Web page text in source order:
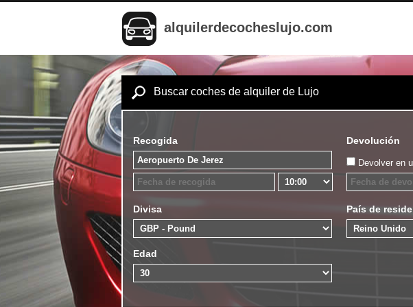
alquilerdecocheslujo.com
Buscar coches de alquiler de Lujo
Recogida Devolución
Devolver en
Divisa País de
Edad